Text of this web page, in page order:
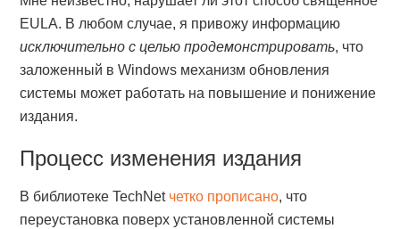
EULA. В любом случае, я привожу информацию
исключительно с целью продемонстрировать, что
заложенный в Windows механизм обновления
системы может работать на повышение и понижение
издания.
Процесс изменения издания
В библиотеке TechNet четко прописано, что
переустановка поверх установленной системы